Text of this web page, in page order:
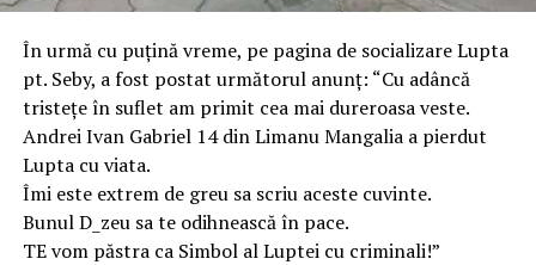
În urmă cu puţină vreme, pe pagina de socializare Lupta
pt. Seby, a fost postat următorul anunţ: “Cu adâncă
tristețe în suflet am primit cea mai dureroasa veste.
Andrei Ivan Gabriel 14 din Limanu Mangalia a pierdut
Lupta cu viata.
Îmi este extrem de greu sa scriu aceste cuvinte.
Bunul D_zeu sa te odihnească în pace.
TE vom păstra ca Simbol al Luptei cu criminali!”